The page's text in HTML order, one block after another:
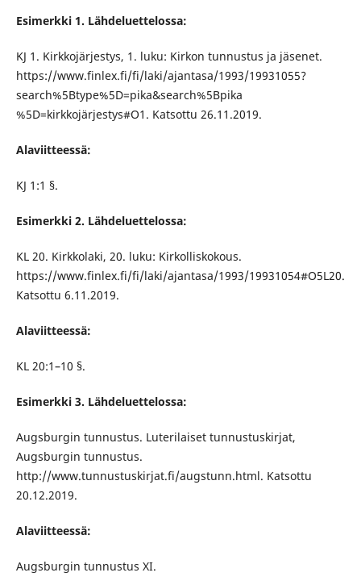
Esimerkki 1. Lähdeluettelossa:
KJ 1. Kirkkojärjestys, 1. luku: Kirkon tunnustus ja jäsenet.
https://www.finlex.fi/fi/laki/ajantasa/1993/19931055?
search%5Btype%5D=pika&search%5Bpika
%5D=kirkkojärjestys#O1. Katsottu 26.11.2019.
Alaviitteessä:
KJ 1:1 §.
Esimerkki 2. Lähdeluettelossa:
KL 20. Kirkkolaki, 20. luku: Kirkolliskokous.
https://www.finlex.fi/fi/laki/ajantasa/1993/19931054#O5L20.
Katsottu 6.11.2019.
Alaviitteessä:
KL 20:1–10 §.
Esimerkki 3. Lähdeluettelossa:
Augsburgin tunnustus. Luterilaiset tunnustuskirjat,
Augsburgin tunnustus.
http://www.tunnustuskirjat.fi/augstunn.html. Katsottu
20.12.2019.
Alaviitteessä:
Augsburgin tunnustus XI.